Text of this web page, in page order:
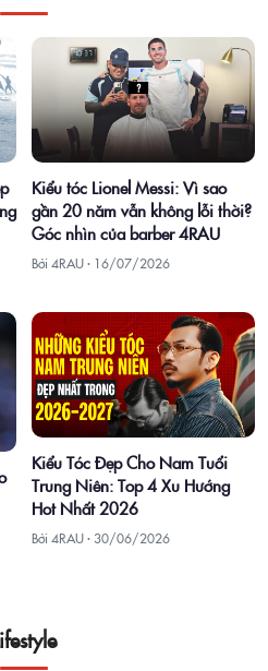
Kiểu tóc Lionel Messi: Vì sao
gần 20 năm vẫn không lỗi thời?
Góc nhìn của barber 4RAU
Bởi 4RAU · 16/07/2026
Kiểu Tóc Đẹp Cho Nam Tuổi
Trung Niên: Top 4 Xu Hướng
Hot Nhất 2026
Bởi 4RAU · 30/06/2026